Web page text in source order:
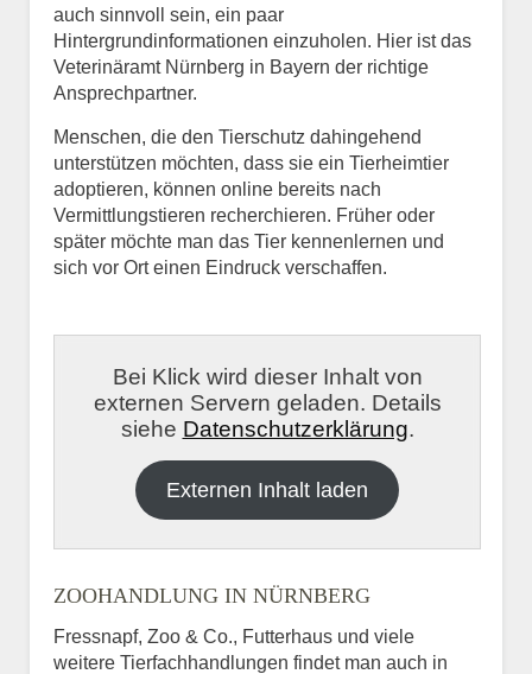
auch sinnvoll sein, ein paar
Hintergrundinformationen einzuholen. Hier ist das
Veterinäramt Nürnberg in Bayern der richtige
Ansprechpartner.
Menschen, die den Tierschutz dahingehend
unterstützen möchten, dass sie ein Tierheimtier
adoptieren, können online bereits nach
Vermittlungstieren recherchieren. Früher oder
später möchte man das Tier kennenlernen und
sich vor Ort einen Eindruck verschaffen.
Bei Klick wird dieser Inhalt von
externen Servern geladen. Details
siehe Datenschutzerklärung.
Externen Inhalt laden
ZOOHANDLUNG IN NÜRNBERG
Fressnapf, Zoo & Co., Futterhaus und viele
weitere Tierfachhandlungen findet man auch in